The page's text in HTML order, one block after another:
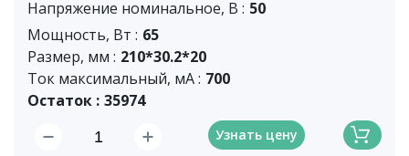
Напряжение номинальное, В : 50
Мощность, Вт : 65
Размер, мм : 210*30.2*20
Ток максимальный, мА : 700
Остаток : 35974
Узнать цену